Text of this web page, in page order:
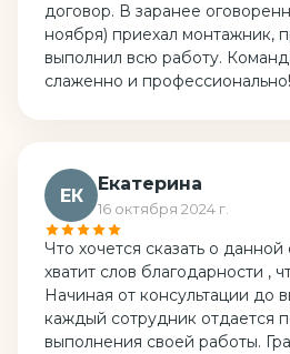
договор. В заранее
ноября) приехал монтажник,
выполнил всю работу.
слаженно и
ЕК
Екатерина
16 октября 2024 г.
Что хочется сказать о
хватит слов благодарности ,
Начиная от консультации до
каждый сотрудник отдается
выполнения своей работы.